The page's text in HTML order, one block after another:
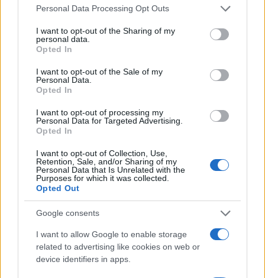
Please note that this website/app uses one or more Google
not limited to your visit or usage behaviour. You may click to
grant or deny consent to Google and its third-party tags to
use your data for below specified purposes in below Google
consent section.
Personal Data Processing Opt Outs
I want to opt-out of the Sharing of my
personal data.
Opted In
I want to opt-out of the Sale of my
Personal Data.
Opted In
I want to opt-out of processing my
Personal Data for Targeted Advertising.
Opted In
I want to opt-out of Collection, Use,
Retention, Sale, and/or Sharing of my
Personal Data that Is Unrelated with the
Purposes for which it was collected.
Opted Out
Google consents
I want to allow Google to enable storage
related to advertising like cookies on web or
device identifiers in apps.
Υποβολή σχολίου
Πολιτική Απορρήτου&Όροι Χρήσηςτης Google.
Χρηστικά
Share:
Ακολουθήστε το Νewsit.gr στο Google News
ενημερωθείτε πρώτοι για όλη την ειδησεογραφία και τα
τελευταία νέατης ημέρας